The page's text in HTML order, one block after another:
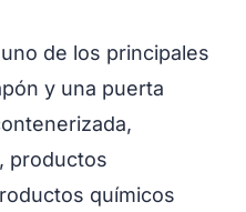
de los principales
y una puerta
productos
químicos